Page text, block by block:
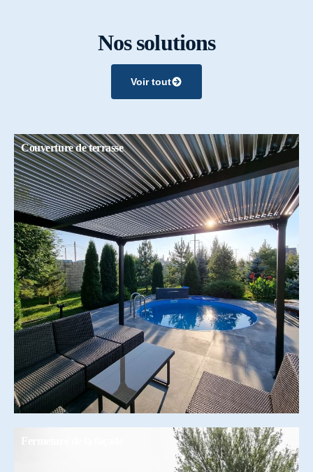
Nos solutions
Voir tout
Couverture de terrasse